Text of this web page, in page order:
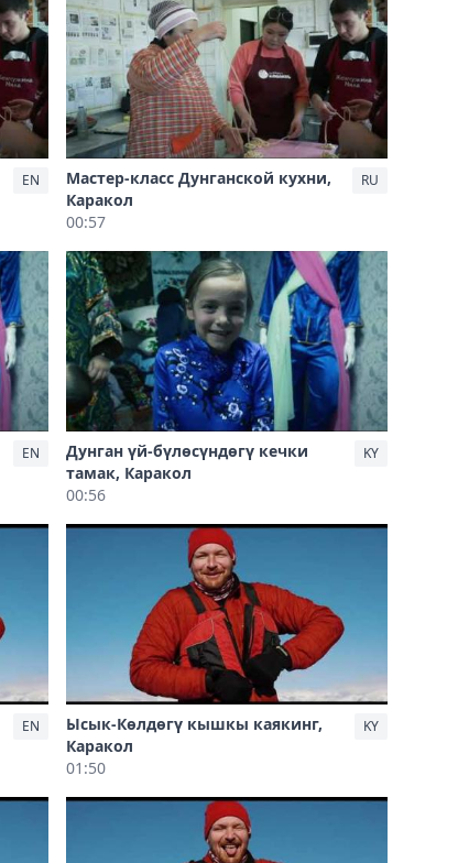
EN
Мастер-класс Дунганской кухни,
Каракол
00:57
RU
EN
Дунган үй-бүлөсүндөгү кечки
тамак, Каракол
00:56
KY
EN
Ысык-Көлдөгү кышкы каякинг,
Каракол
01:50
KY